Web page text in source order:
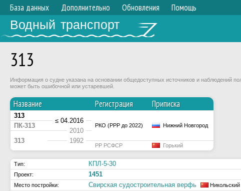
База данных Дополнительно Обновления Помощь
Водный транспорт
313
Информация о судне указана на основании общедоступных источников и наблюдений
может быть ошибочной или устаревшей.
Название Регистрация Приписка
313
≤ 04.2016
РКО (РРР до 2022) Нижний Новгород
ПК-313
2010
313
1992
РР РСФСР Горький
Тип: КПЛ-5-30
Проект: 1451
Место постройки: Свирская судостроительная верфь
Никольский